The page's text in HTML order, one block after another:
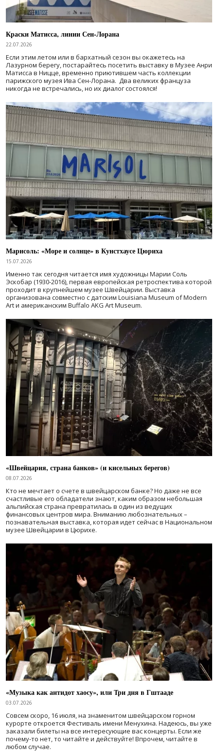
Краски Матисса, линии Сен-Лорана
22.07.2026
Если этим летом или в бархатный сезон вы окажетесь на
Лазурном берегу, постарайтесь посетить выставку в Музее Анри
Матисса в Ницце, временно приютившем часть коллекции
парижского музея Ива Сен-Лорана. Два великих француза
никогда не встречались, но их диалог состоялся!
Марисоль: «Море и солнце» в Кунстхаусе Цюриха
15.07.2026
Именно так сегодня читается имя художницы Марии Соль
Эскобар (1930-2016), первая европейская ретроспектива которой
проходит в крупнейшем музее Швейцарии. Выставка
организована совместно с датским Louisiana Museum of Modern
Art и американским Buffalo AKG Art Museum.
«Швейцария, страна банков» (и кисельных берегов)
08.07.2026
Кто не мечтает о счете в швейцарском банке? Но даже не все
счастливые его обладатели знают, каким образом небольшая
альпийская страна превратилась в один из ведущих
финансовых центров мира. Вниманию любознательных –
познавательная выставка, которая идет сейчас в Национальном
музее Швейцарии в Цюрихе.
«Музыка как антидот хаосу», или Три дня в Гштааде
03.07.2026
Совсем скоро, 16 июля, на знаменитом швейцарском горном
курорте откроется Фестиваль имени Менухина. Надеюсь, вы уже
заказали билеты на все интересующие вас концерты. Если же
почему-то нет, то читайте и действуйте! Впрочем, читайте в
любом случае.